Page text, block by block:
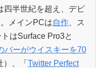
四半世紀を超え、デビ
メインPCは自作 、ス
はSurface Pro3と
バーがウイスキーを70
）、「 Twitter Perfect